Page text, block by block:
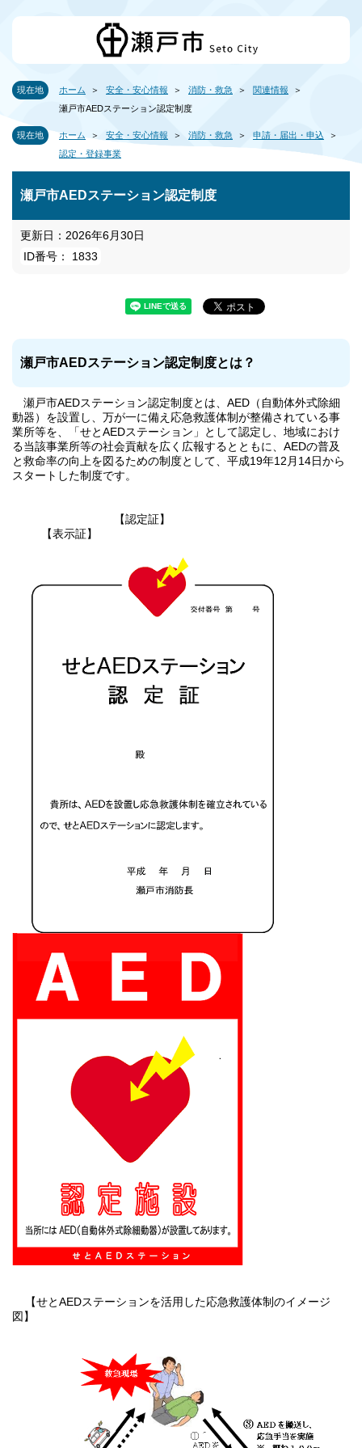
現在地 ホーム 安全・安心情報 消防・救急
関連情報
瀬戸市AEDステーション認定制度
現在地 ホーム 安全・安心情報 消防・救急
申請・届出・申込
認定・登録事業
瀬戸市AEDステーション認定制度
更新日：2026年6月30日
ID番号： 1833
瀬戸市AEDステーション認定制度とは？
瀬戸市AEDステーション認定制度とは、AED（自動体外式除細
動器）を設置し、万が一に備え応急救護体制が整備されている事
業所等を、「せとAEDステーション」として認定し、地域におけ
る当該事業所等の社会貢献を広く広報するとともに、AEDの普及
と救命率の向上を図るための制度として、平成19年12月14日から
スタートした制度です。
【認定証】
【表示証】
【せとAEDステーションを活用した応急救護体制のイメージ
図】